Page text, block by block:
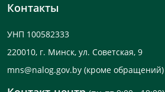
Контакты
УНП 100582333
220010, г. Минск, ул. Советская, 9
mns@nalog.gov.by (кроме обращений)